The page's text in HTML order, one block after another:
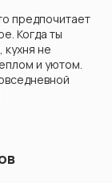
предпочитает
Когда ты
не
и уютом.